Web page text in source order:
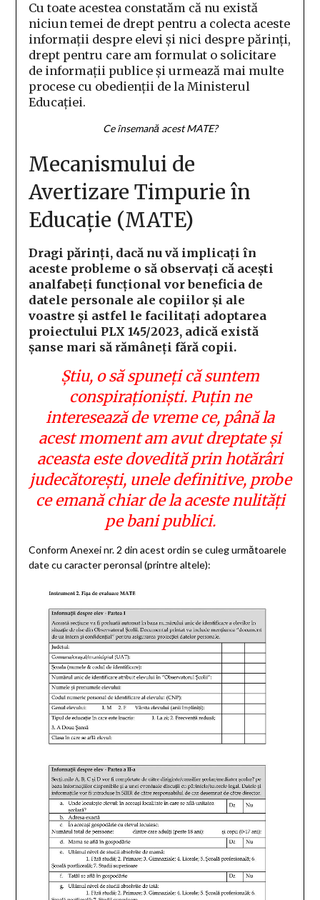
Cu toate acestea constatăm că nu există
niciun temei de drept pentru a colecta aceste
informații despre elevi și nici despre părinți,
drept pentru care am formulat o solicitare
de informații publice și urmează mai multe
procese cu obedienții de la Ministerul
Educației.
Ce însemană acest MATE?
Mecanismului de
Avertizare Timpurie în
Educație (MATE)
Dragi părinți, dacă nu vă implicați în
aceste probleme o să observați că acești
analfabeți funcțional vor beneficia de
datele personale ale copiilor și ale
voastre și astfel le facilitați adoptarea
proiectului PLX 145/2023, adică există
șanse mari să rămâneți fără copii.
Știu, o să spuneți că suntem
conspiraționiști. Puțin ne
interesează de vreme ce, până la
acest moment am avut dreptate și
aceasta este dovedită prin hotărâri
judecătorești, unele definitive, probe
ce emană chiar de la aceste nulități
pe bani publici.
Conform Anexei nr. 2 din acest ordin se culeg următoarele
date cu caracter peronsal (printre altele):